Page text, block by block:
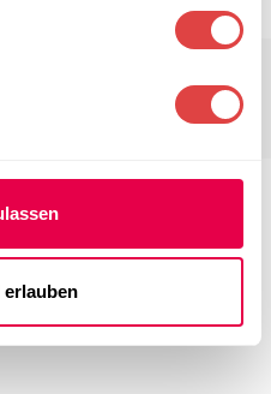
und -textilien. Wir
für Restaurants, Hotels und
auf die Sie sich verlassen